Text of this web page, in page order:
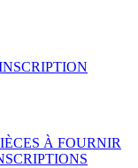
À FOURNIR